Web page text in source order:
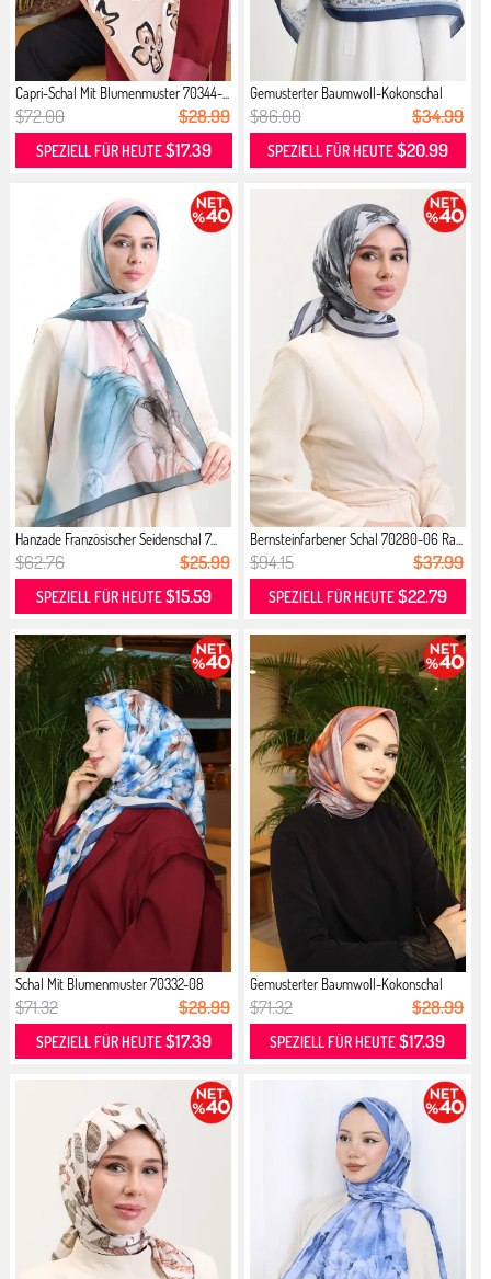
Capri-Schal Mit Blumenmuster 70344-...
$72.00 $28.99
SPEZIELL FÜR HEUTE$17.39
Gemusterter Baumwoll-Kokonschal
703...
$86.00 $34.99
SPEZIELL FÜR HEUTE$20.99
Hanzade Französischer Seidenschal 7...
$62.76 $25.99
SPEZIELL FÜR HEUTE$15.59
Bernsteinfarbener Schal 70280-06 Ra...
$94.15 $37.99
SPEZIELL FÜR HEUTE$22.79
Schal Mit Blumenmuster 70332-08
Mar...
$71.32 $28.99
SPEZIELL FÜR HEUTE$17.39
Gemusterter Baumwoll-Kokonschal
703...
$71.32 $28.99
SPEZIELL FÜR HEUTE$17.39